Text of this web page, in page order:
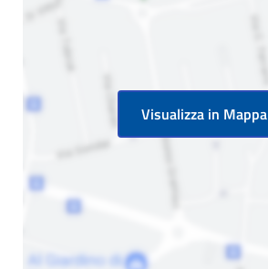
Visualizza in Mappa